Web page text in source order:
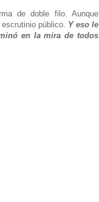
de doble filo. Aunque
público. Y eso le
en la mira de todos